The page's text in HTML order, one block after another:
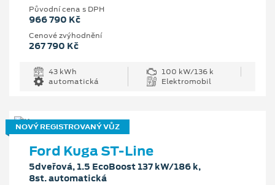
Původní cena s DPH
966 790 Kč
Cenové zvýhodnění
267 790 Kč
43 kWh
100 kW/136 k
automatická
Elektromobil
NOVÝ REGISTROVANÝ VŮZ
Ford Kuga ST-Line
5dveřová, 1.5 EcoBoost 137 kW/186 k,
8st. automatická